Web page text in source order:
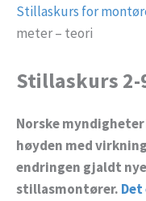
Stillaskurs for
meter – teori
Stillaskurs 2-
Norske
høyden med
endringen gjaldt
stillasmontører.